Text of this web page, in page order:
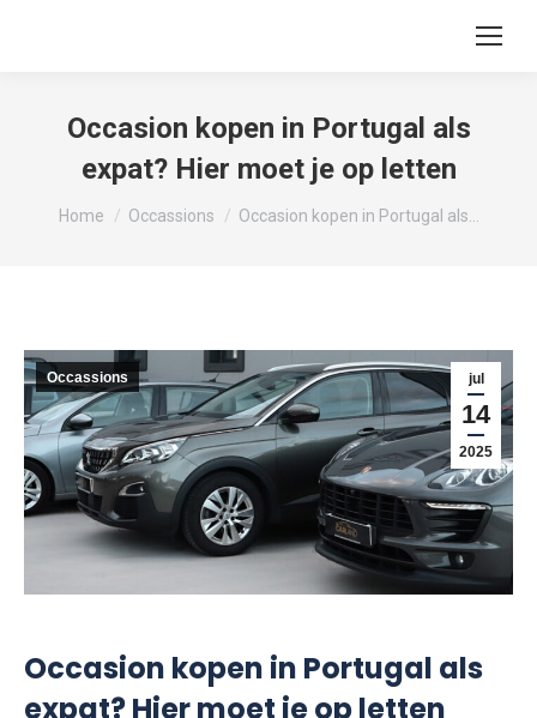
Occasion kopen in Portugal als
expat? Hier moet je op letten
Je bent hier:
Home Occassions Occasion kopen in Portugal als…
jul
14
2025
Occassions
Occasion kopen in Portugal als
expat? Hier moet je op letten